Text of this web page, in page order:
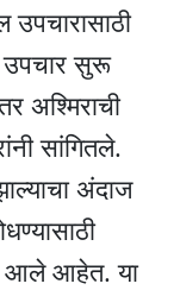
उपचार सुरू
अश्मिराची
सांगितले.
अंदाज
आले आहेत. या